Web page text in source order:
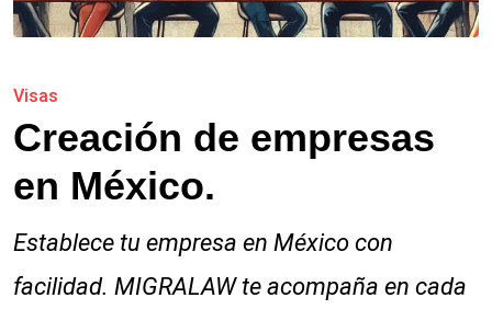
Visas
Creación de empresas
en México.
Establece tu empresa en México con
facilidad. MIGRALAW te acompaña en cada